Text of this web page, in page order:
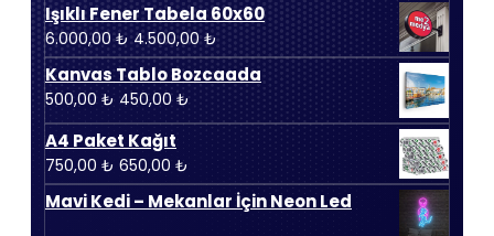
Işıklı Fener Tabela 60x60
6.000,00₺ Orijinal
fiyat:
6.000,00 ₺.
4.500,00₺Şu
andaki
fiyat:
4.500,00 ₺.
Kanvas Tablo Bozcaada
500,00 ₺ Orijinal
fiyat:
500,00 ₺.
450,00 ₺Şu
andaki
450,00 ₺.
A4 Paket Kağıt
750,00 ₺ Orijinal
fiyat:
750,00 ₺.
650,00 ₺
andaki
fiyat:
Mavi Kedi – Mekanlar İçin Neon Led